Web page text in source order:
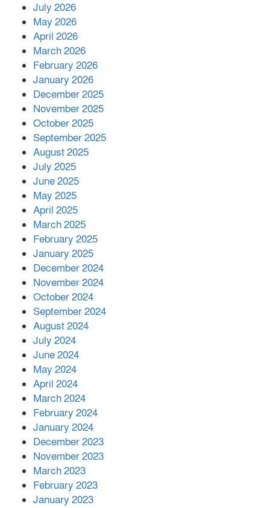
পর ফোন তারেক রহমানের,গ্যাস সঙ্কট
সহায়তা দিলেন সাচিং প্রু জেরী
July 2026
May 2026
April 2026
March 2026
February 2026
January 2026
December 2025
November 2025
October 2025
September 2025
August 2025
July 2025
June 2025
May 2025
April 2025
March 2025
February 2025
January 2025
December 2024
November 2024
October 2024
September 2024
August 2024
July 2024
June 2024
May 2024
April 2024
March 2024
February 2024
January 2024
December 2023
November 2023
March 2023
February 2023
January 2023